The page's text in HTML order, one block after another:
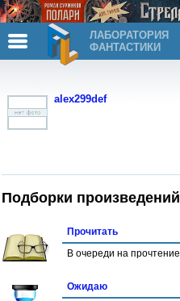
ЛАБОРАТОРИЯ
ФАНТАСТИКИ
alex299def
Подборки произведений
Прочитать
В очереди на прочтение
Ожидаю